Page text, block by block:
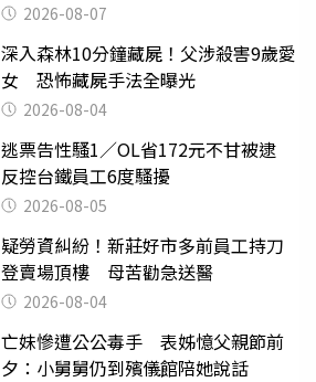
2026-08-07
深入森林10分鐘藏屍！父涉殺害9歲愛
女 恐怖藏屍手法全曝光
2026-08-04
逃票告性騷1／OL省172元不甘被逮
反控台鐵員工6度騷擾
2026-08-05
疑勞資糾紛！新莊好市多前員工持刀
登賣場頂樓 母苦勸急送醫
2026-08-04
亡妹慘遭公公毒手 表姊憶父親節前
夕：小舅舅仍到殯儀館陪她說話